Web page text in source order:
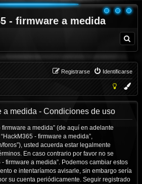
- firmware a medida
u
Identificarse
Registrarse
a medida - Condiciones de uso
a medida” (de aquí en adelante
“HackM365 - firmware a medida”,
foros”), usted acuerda estar legalmente
En caso contrario por favor no se
firmware a medida”. Podemos cambiar estos
e intentaríamos avisarle, sin embargo sería
su cuenta periódicamente. Seguir registrado